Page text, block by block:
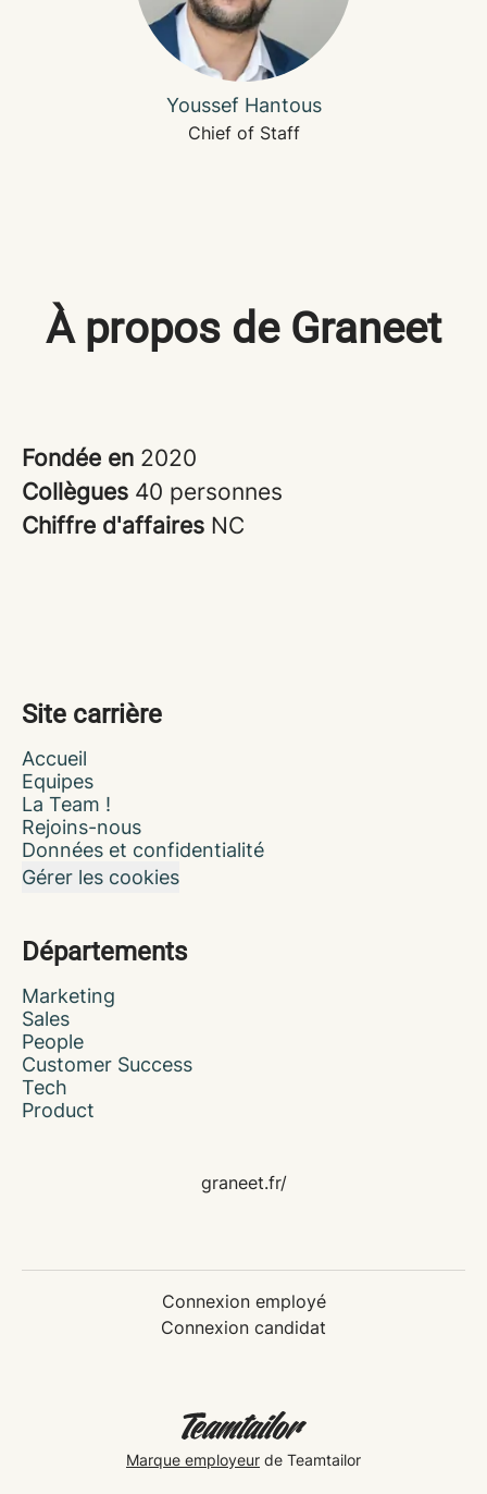
Youssef Hantous
Chief of Staff
À propos de Graneet
Fondée en 2020
Collègues 40 personnes
Chiffre d'affaires NC
Site carrière
Accueil
Equipes
La Team !
Rejoins-nous
Données et confidentialité
Gérer les cookies
Départements
Marketing
Sales
People
Customer Success
Tech
Product
graneet.fr/
Connexion employé
Connexion candidat
Marque employeur de Teamtailor